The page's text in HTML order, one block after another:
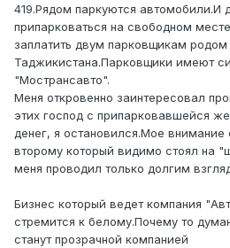
419.Рядом паркуются автомобили.И
припарковаться на свободном
заплатить двум парковщикам родом
Таджикистана.Парковщики имеют
"Мострансавто".
Меня откровенно заинтересовал
этих господ с припарковавшейся
денег, я остановился.Мое внимание
второму который видимо стоял на
меня проводил только долгим
Бизнес который ведет компания
стремится к белому.Почему то
станут прозрачной компанией